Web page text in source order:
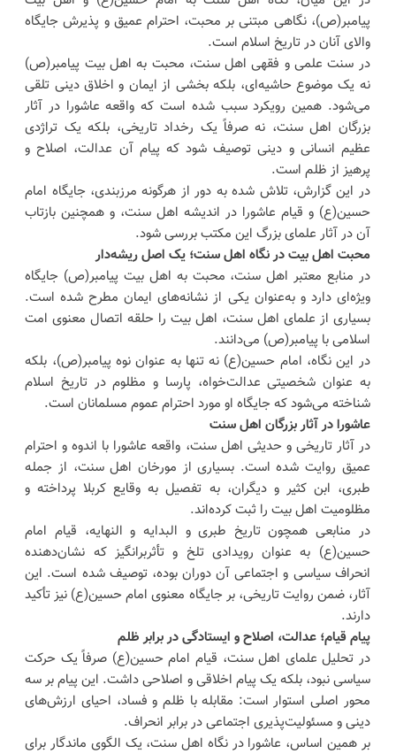
پیامبر(ص)، نگاهی مبتنی بر محبت، احترام عمیق و پذیرش جایگاه
والای آنان در تاریخ اسلام است.
در سنت علمی و فقهی اهل سنت، محبت به اهل بیت پیامبر(ص)
نه یک موضوع حاشیه‌ای، بلکه بخشی از ایمان و اخلاق دینی تلقی
می‌شود. همین رویکرد سبب شده است که واقعه عاشورا در آثار
بزرگان اهل سنت، نه صرفاً یک رخداد تاریخی، بلکه یک تراژدی
عظیم انسانی و دینی توصیف شود که پیام آن عدالت، اصلاح و
پرهیز از ظلم است.
در این گزارش، تلاش شده به دور از هرگونه مرزبندی، جایگاه امام
حسین(ع) و قیام عاشورا در اندیشه اهل سنت، و همچنین بازتاب
آن در آثار علمای بزرگ این مکتب بررسی شود.
محبت اهل بیت در نگاه اهل سنت؛ یک اصل ریشه‌دار
در منابع معتبر اهل سنت، محبت به اهل بیت پیامبر(ص) جایگاه
ویژه‌ای دارد و به‌عنوان یکی از نشانه‌های ایمان مطرح شده است.
بسیاری از علمای اهل سنت، اهل بیت را حلقه اتصال معنوی امت
اسلامی با پیامبر(ص) می‌دانند.
در این نگاه، امام حسین(ع) نه تنها به عنوان نوه پیامبر(ص)، بلکه
به عنوان شخصیتی عدالت‌خواه، پارسا و مظلوم در تاریخ اسلام
شناخته می‌شود که جایگاه او مورد احترام عموم مسلمانان است.
عاشورا در آثار بزرگان اهل سنت
در آثار تاریخی و حدیثی اهل سنت، واقعه عاشورا با اندوه و احترام
عمیق روایت شده است. بسیاری از مورخان اهل سنت، از جمله
طبری، ابن کثیر و دیگران، به تفصیل به وقایع کربلا پرداخته و
مظلومیت اهل بیت را ثبت کرده‌اند.
در منابعی همچون تاریخ طبری و البدایه و النهایه، قیام امام
حسین(ع) به عنوان رویدادی تلخ و تأثربرانگیز که نشان‌دهنده
انحراف سیاسی و اجتماعی آن دوران بوده، توصیف شده است. این
آثار، ضمن روایت تاریخی، بر جایگاه معنوی امام حسین(ع) نیز تأکید
دارند.
پیام قیام؛ عدالت، اصلاح و ایستادگی در برابر ظلم
در تحلیل علمای اهل سنت، قیام امام حسین(ع) صرفاً یک حرکت
سیاسی نبود، بلکه یک پیام اخلاقی و اصلاحی داشت. این پیام بر سه
محور اصلی استوار است: مقابله با ظلم و فساد، احیای ارزش‌های
دینی و مسئولیت‌پذیری اجتماعی در برابر انحراف.
بر همین اساس، عاشورا در نگاه اهل سنت، یک الگوی ماندگار برای